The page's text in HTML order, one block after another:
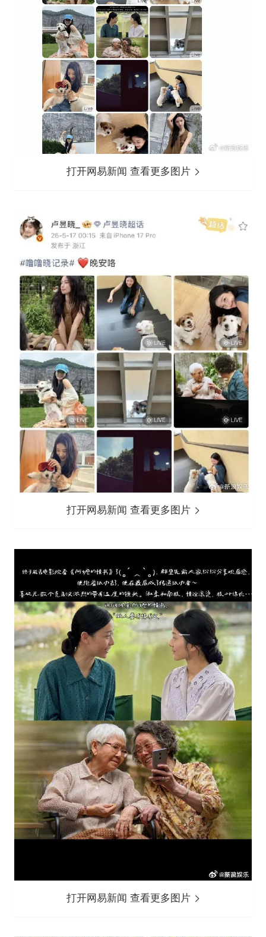
打开网易新闻 查看更多图片
打开网易新闻 查看更多图片
打开网易新闻 查看更多图片